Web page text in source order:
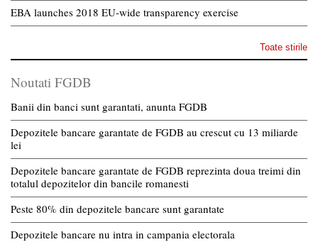
EBA launches 2018 EU-wide transparency exercise
Toate stirile
Noutati FGDB
Banii din banci sunt garantati, anunta FGDB
Depozitele bancare garantate de FGDB au crescut cu 13 miliarde
lei
Depozitele bancare garantate de FGDB reprezinta doua treimi din
totalul depozitelor din bancile romanesti
Peste 80% din depozitele bancare sunt garantate
Depozitele bancare nu intra in campania electorala